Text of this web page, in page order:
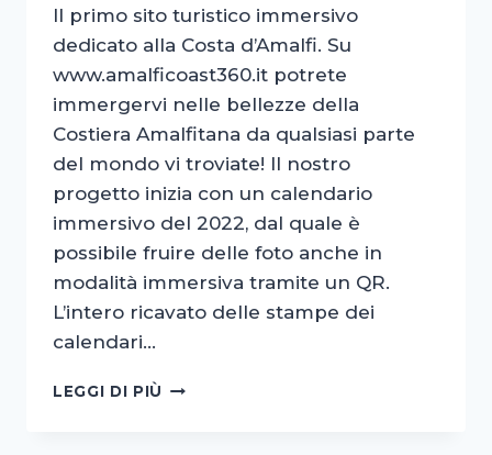
Il primo sito turistico immersivo
dedicato alla Costa d’Amalfi. Su
www.amalficoast360.it potrete
immergervi nelle bellezze della
Costiera Amalfitana da qualsiasi parte
del mondo vi troviate! Il nostro
progetto inizia con un calendario
immersivo del 2022, dal quale è
possibile fruire delle foto anche in
modalità immersiva tramite un QR.
L’intero ricavato delle stampe dei
calendari…
LEGGI DI PIÙ AMALFI